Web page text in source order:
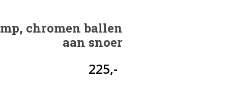
chromen ballen
aan snoer
225,-